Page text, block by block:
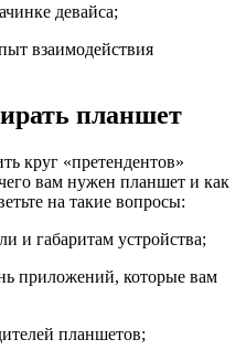
девайса;
взаимодействия
планшет
круг «претендентов»
вам нужен планшет и как
на такие вопросы:
и габаритам устройства;
приложений, которые вам
планшетов;